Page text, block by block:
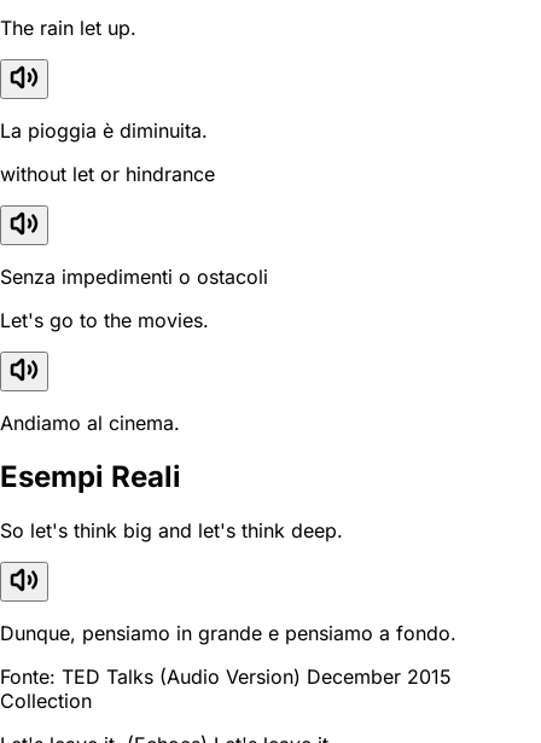
The rain let up.
La pioggia è diminuita.
without let or hindrance
Senza impedimenti o ostacoli
Let's go to the movies.
Andiamo al cinema.
Esempi Reali
So let's think big and let's think deep.
Dunque, pensiamo in grande e pensiamo a fondo.
Fonte: TED Talks (Audio Version) December 2015
Collection